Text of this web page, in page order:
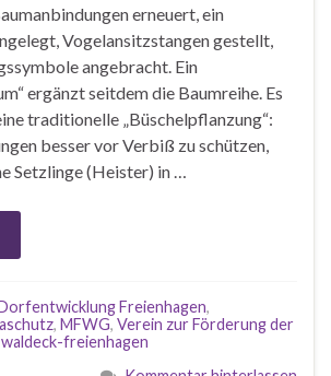
erneuert, ein
Vogelansitzstangen gestellt,
angebracht. Ein
ergänzt seitdem die Baumreihe. Es
traditionelle „Büschelpflanzung“:
besser vor Verbiß zu schützen,
Setzlinge (Heister) in …
Freienhagen,
, MFWG, Verein zur Förderung der
waldeck-freienhagen